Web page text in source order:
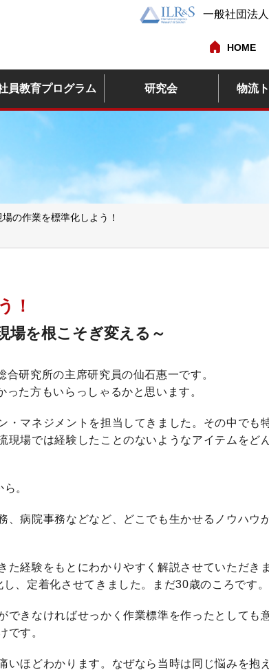
一般社団法
HOME
員教育プログラム 研究会 物流
の作業を標準化しよう！
！
場を根こそぎ変える～
合研究所の主席研究員の仙石惠一です。
った方もいらっしゃるかと思います。
・マネジメントを担当してきました。その中でも
現場では経験したことのないようなアイテムをど
。
、病院事務などなど、どこでも生かせるノウハウ
た経験をもとにわかりやすく解説させていただき
、定着化させてきました。まだ30歳のころです。
できなければせっかく作業標準を作ったとしても
です。
いほどわかります。なぜなら当時は同じ悩みを抱